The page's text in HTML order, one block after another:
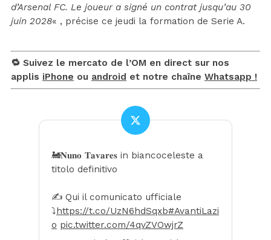
d’Arsenal FC. Le joueur a signé un contrat jusqu’au 30
juin 2028« , précise ce jeudi la formation de Serie A.
🔁 Suivez le mercato de l’OM en direct sur nos
applis iPhone ou android et notre chaîne Whatsapp !
🚂𝐍𝐮𝐧𝐨 𝐓𝐚𝐯𝐚𝐫𝐞𝐬 in biancoceleste a
titolo definitivo
✍️ Qui il comunicato ufficiale
⤵️https://t.co/UzN6hdSqxb#AvantiLazi
o pic.twitter.com/4qvZVOwjrZ